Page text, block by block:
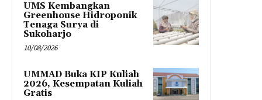
UMS Kembangkan
Greenhouse Hidroponik
Tenaga Surya di
Sukoharjo
10/08/2026
UMMAD Buka KIP Kuliah
2026, Kesempatan Kuliah
Gratis